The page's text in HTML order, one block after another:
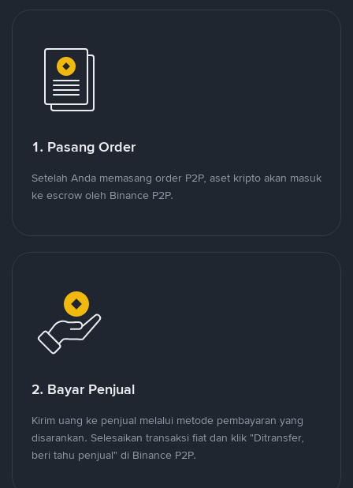
1. Pasang Order
Setelah Anda memasang order P2P, aset kripto akan masuk
ke escrow oleh Binance P2P.
2. Bayar Penjual
Kirim uang ke penjual melalui metode pembayaran yang
disarankan. Selesaikan transaksi fiat dan klik "Ditransfer,
beri tahu penjual" di Binance P2P.